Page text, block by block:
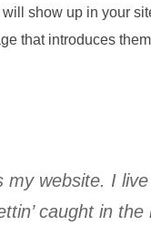
show up in your
that introduces
website. I
caught in the